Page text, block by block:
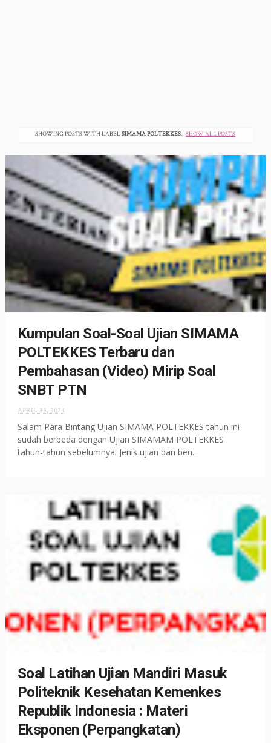
SHOWING POSTS WITH LABELSIMAMA POLTEKKES. SHOW ALL POSTS
Kumpulan Soal-Soal Ujian SIMAMA
POLTEKKES Terbaru dan
Pembahasan (Video) Mirip Soal
SNBT PTN
APRIL 25, 2024
Salam Para Bintang Ujian SIMAMA POLTEKKES tahun ini
sudah berbeda dengan Ujian SIMAMAM POLTEKKES
tahun-tahun sebelumnya. Jenis ujian dan ben...
Soal Latihan Ujian Mandiri Masuk
Politeknik Kesehatan Kemenkes
Republik Indonesia : Materi
Eksponen (Perpangkatan)